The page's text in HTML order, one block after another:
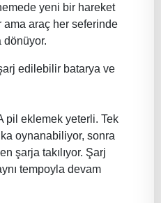
yeni bir hareket
ama araç her seferinde
dönüyor.
edilebilir batarya ve
pil eklemek yeterli. Tek
oynanabiliyor, sonra
şarja takılıyor. Şarj
tempoyla devam